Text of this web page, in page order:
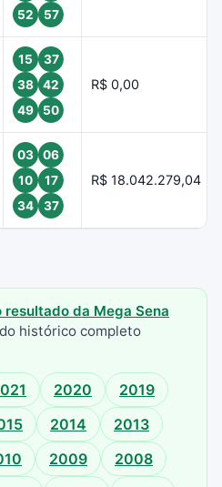
52
57
15
37
38
42
49
50
R$ 0,00
03
06
10
17
34
37
R$ 18.042.279,04
resultado da Mega Sena
histórico completo
2020
2019
2014
2013
2009
2008